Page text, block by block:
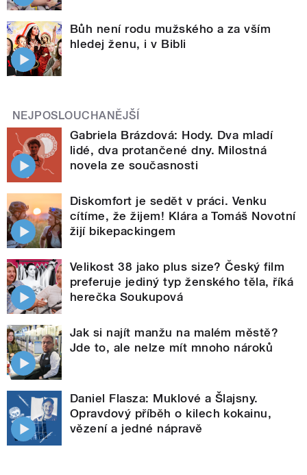
Bůh není rodu mužského a za vším
hledej ženu, i v Bibli
NEJPOSLOUCHANĚJŠÍ
Gabriela Brázdová: Hody. Dva mladí
lidé, dva protančené dny. Milostná
novela ze současnosti
Diskomfort je sedět v práci. Venku
cítíme, že žijem! Klára a Tomáš Novotní
žijí bikepackingem
Velikost 38 jako plus size? Český film
preferuje jediný typ ženského těla, říká
herečka Soukupová
Jak si najít manžu na malém městě?
Jde to, ale nelze mít mnoho nároků
Daniel Flasza: Muklové a Šlajsny.
Opravdový příběh o kilech kokainu,
vězení a jedné nápravě